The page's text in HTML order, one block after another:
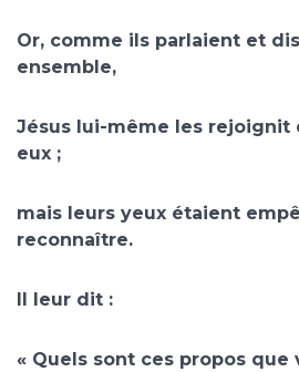
Or, comme ils parlaient et
ensemble,
Jésus lui-même les rejoignit
eux ;
mais leurs yeux étaient
reconnaître.
Il leur dit :
« Quels sont ces propos que